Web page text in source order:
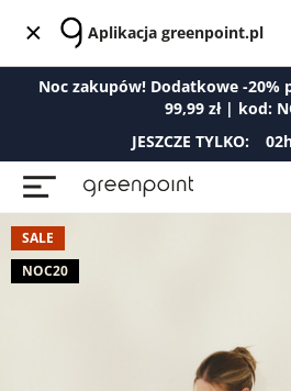
Aplikacja greenpoint.pl
Noc zakupów! Dodatkowe -20%
99,99 zł | kod:
JESZCZE TYLKO:
02
SALE
NOC20